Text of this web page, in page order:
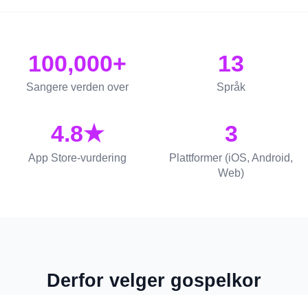
100,000+
Sangere verden over
13
Språk
4.8★
App Store-vurdering
3
Plattformer (iOS, Android,
Web)
Derfor velger gospelkor